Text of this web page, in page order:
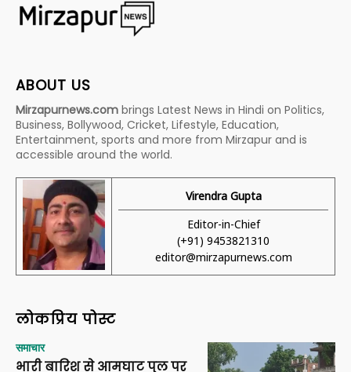
ABOUT US
Mirzapurnews.com brings Latest News in Hindi on Politics,
Business, Bollywood, Cricket, Lifestyle, Education,
Entertainment, sports and more from Mirzapur and is
accessible around the world.
Virendra Gupta
Editor-in-Chief
(+91) 9453821310
editor@mirzapurnews.com
लोकप्रिय पोस्ट
समाचार
भारी बारिश से आमघाट पुल पर